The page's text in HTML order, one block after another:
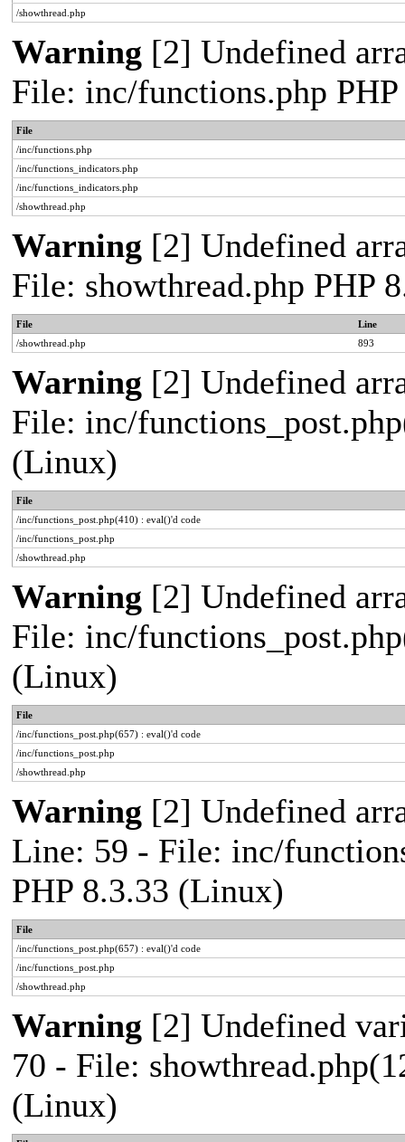
/showthread.php
Warning [2] Undefined
File: inc/functions.php
File
/inc/functions.php
/inc/functions_indicators.php
/inc/functions_indicators.php
/showthread.php
Warning [2] Undefined
File: showthread.php PHP
File
Line
/showthread.php
893
Warning [2] Undefined
File: inc/
(Linux)
File
/inc/functions_post.php(410) : eval()'d code
/inc/functions_post.php
/showthread.php
Warning [2] Undefined
File: inc/
(Linux)
File
/inc/functions_post.php(657) : eval()'d code
/inc/functions_post.php
/showthread.php
Warning [2] Undefined
Line: 59 - File: inc/
PHP 8.3.33 (Linux)
File
/inc/functions_post.php(657) : eval()'d code
/inc/functions_post.php
/showthread.php
Warning [2] Undefined
70 - File:
(Linux)